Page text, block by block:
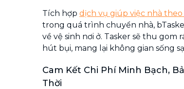
Tích hợp dịch vụ giúp việc nhà theo
trong quá trình chuyển nhà,
về vệ sinh nơi ở. Tasker sẽ thu gom
hút bụi, mang lại không gian sống
Cam Kết Chi Phí Minh Bạch,
Thời